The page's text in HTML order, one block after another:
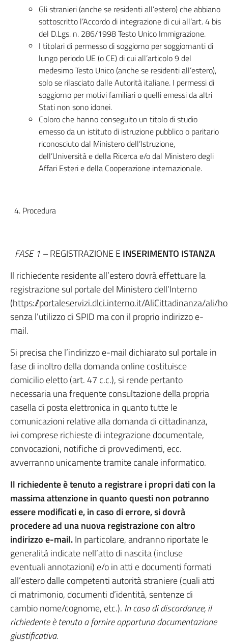
Gli stranieri (anche se residenti all’estero) che abbiano
sottoscritto l’Accordo di integrazione di cui all’art. 4 bis
del D.Lgs. n. 286/1998 Testo Unico Immigrazione.
I titolari di permesso di soggiorno per soggiornanti di
lungo periodo UE (o CE) di cui all’articolo 9 del
medesimo Testo Unico (anche se residenti all’estero),
solo se rilasciato dalle Autorità italiane. I permessi di
soggiorno per motivi familiari o quelli emessi da altri
Stati non sono idonei.
Coloro che hanno conseguito un titolo di studio
emesso da un istituto di istruzione pubblico o paritario
riconosciuto dal Ministero dell’Istruzione,
dell’Università e della Ricerca e/o dal Ministero degli
Affari Esteri e della Cooperazione internazionale.
Procedura
FASE 1 –REGISTRAZIONE E INSERIMENTO ISTANZA
Il richiedente residente all’estero dovrà effettuare la
registrazione sul portale del Ministero dell’Interno
(https://portaleservizi.dlci.interno.it/AliCittadinanza/ali/
senza l’utilizzo di SPID ma con il proprio indirizzo e-
mail.
Si precisa che l’indirizzo e-mail dichiarato sul portale in
fase di inoltro della domanda online costituisce
domicilio eletto (art. 47 c.c.), si rende pertanto
necessaria una frequente consultazione della propria
casella di posta elettronica in quanto tutte le
comunicazioni relative alla domanda di cittadinanza,
ivi comprese richieste di integrazione documentale,
convocazioni, notifiche di provvedimenti, ecc.
avverranno unicamente tramite canale informatico.
Il richiedente è tenuto a registrare i propri dati con la
massima attenzione in quanto questi non potranno
essere modificati e, in caso di errore, si dovrà
procedere ad una nuova registrazione con altro
indirizzo e-mail.In particolare, andranno riportate le
generalità indicate nell’atto di nascita (incluse
eventuali annotazioni) e/o in atti e documenti formati
all’estero dalle competenti autorità straniere (quali atti
di matrimonio, documenti d’identità, sentenze di
cambio nome/cognome, etc.). In caso di discordanze, il
richiedente è tenuto a fornire opportuna documentazione
giustificativa.